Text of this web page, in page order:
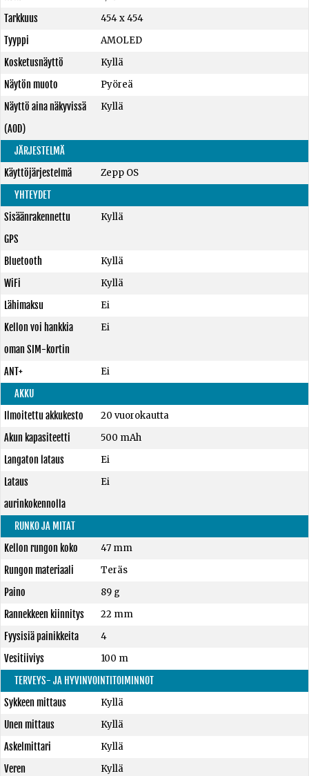
Tarkkuus
454 x 454
Tyyppi
AMOLED
Kosketusnäyttö
Kyllä
Näytön muoto
Pyöreä
Näyttö aina näkyvissä
(AOD)
Kyllä
JÄRJESTELMÄ
Käyttöjärjestelmä
Zepp OS
YHTEYDET
Sisäänrakennettu
GPS
Kyllä
Bluetooth
Kyllä
WiFi
Kyllä
Lähimaksu
Ei
Kellon voi hankkia
oman SIM-kortin
Ei
ANT+
Ei
AKKU
Ilmoitettu akkukesto
20 vuorokautta
Akun kapasiteetti
500 mAh
Langaton lataus
Ei
Lataus
aurinkokennolla
Ei
RUNKO JA MITAT
Kellon rungon koko
47 mm
Rungon materiaali
Teräs
Paino
89 g
Rannekkeen kiinnitys
22 mm
Fyysisiä painikkeita
4
Vesitiiviys
100 m
TERVEYS- JA HYVINVOINTITOIMINNOT
Sykkeen mittaus
Kyllä
Unen mittaus
Kyllä
Askelmittari
Kyllä
Veren
Kyllä